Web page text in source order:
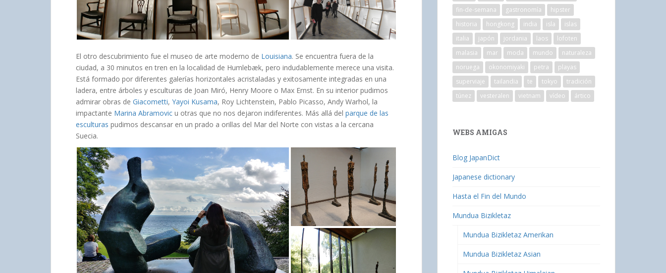
El otro descubrimiento fue el museo de arte moderno de Louisiana. Se encuentra fuera de la
ciudad, a 30 minutos en tren en la localidad de Humlebæk, pero indudablemente merece una visita.
Está formado por diferentes galerías horizontales acristaladas y exitosamente integradas en una
ladera, entre árboles y esculturas de Joan Miró, Henry Moore o Max Ernst. En su interior pudimos
admirar obras de Giacometti, Yayoi Kusama, Roy Lichtenstein, Pablo Picasso, Andy Warhol, la
impactante Marina Abramovic u otras que no nos dejaron indiferentes. Más allá del parque de las
esculturas pudimos descansar en un prado a orillas del Mar del Norte con vistas a la cercana
Suecia.
fin-de-semana
gastronomía
hipster
historia
hongkong india isla
islas
italia
japón jordania laos
lofoten
malasia
mar moda mundo
naturaleza
noruega
okonomiyaki petra
playas
superviaje
tailandia te tokyo
tradición
túnez
vesteralen vietnam vídeo ártico
WEBS AMIGAS
Blog JapanDict
Japanese dictionary
Hasta el Fin del Mundo
Mundua Bizikletaz
Mundua Bizikletaz Amerikan
Mundua Bizikletaz Asian